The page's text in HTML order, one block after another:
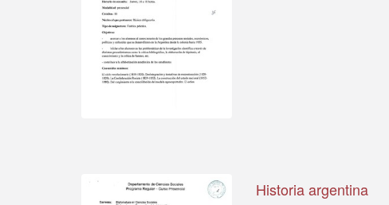
Historia argentina